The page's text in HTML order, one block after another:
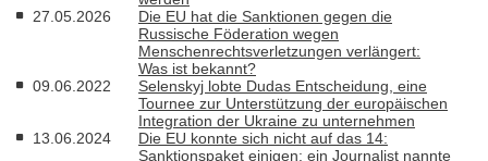
27.05.2026
Die EU hat die Sanktionen gegen die
Russische Föderation wegen
Menschenrechtsverletzungen verlängert:
Was ist bekannt?
09.06.2022
Selenskyj lobte Dudas Entscheidung, eine
Tournee zur Unterstützung der europäischen
Integration der Ukraine zu unternehmen
13.06.2024
Die EU konnte sich nicht auf das 14:
Sanktionspaket einigen: ein Journalist nannte